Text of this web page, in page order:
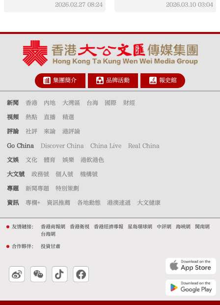
2026.02.27 08:24 2026.03.10 03:04
集團簡介 品牌活動 報史館
新聞 香港 內地 大灣區 台海 國際 財經
視頻 熱點 直播 精選
評論 社評 來論 港評論
Go China Discover China China Live Real China
文娛 文化 體育 娛樂 港飲港色
大文號 政務號 個人號 機構號
專題 新聞專題 特別策劃
資訊 專欄+ 資訊推薦 各地動態 港澳速遞 大文健康
友情鏈接： 香港商報網 香港衛視 香港經濟導報 星島環球網 中評網 海峽網
閩南網
台海網
合作夥伴： 投資甘肅